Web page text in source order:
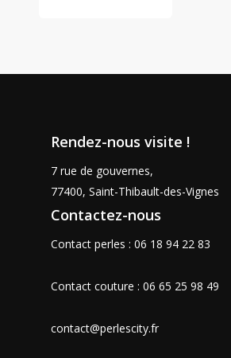
Rendez-nous visite !
7 rue de gouvernes,
77400, Saint-Thibault-des-Vignes
Contactez-nous
Contact perles : 06 18 94 22 83
Contact couture : 06 65 25 98 49
contact@perlescity.fr